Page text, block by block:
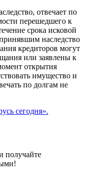
отвечает по
перешедшего к
срока исковой
наследство
кредиторов могут
или заявлены к
открытия
имущество и
по долгам не
сегодня».
получайте